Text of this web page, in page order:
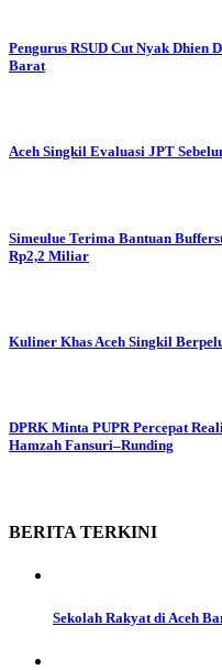
Pengurus RSUD Cut Nyak Dhien
Barat
Aceh Singkil Evaluasi JPT
Simeulue Terima Bantuan
Rp2,2 Miliar
Kuliner Khas Aceh Singkil
DPRK Minta PUPR Percepat
Hamzah Fansuri–Runding
BERITA TERKINI
Sekolah Rakyat di Aceh